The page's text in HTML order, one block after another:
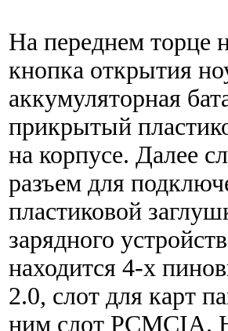
На переднем торце
кнопка открытия
аккумуляторная
прикрытый
на корпусе. Далее
разъем для
пластиковой
зарядного
находится 4-х
2.0, слот для карт
ним слот PCMCIA.